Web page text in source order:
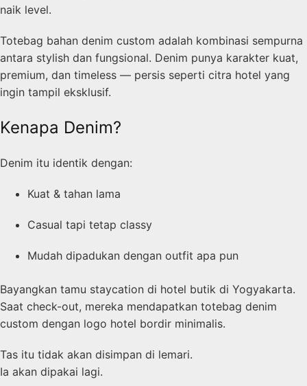
naik level.
Totebag bahan denim custom adalah kombinasi sempurna
antara stylish dan fungsional. Denim punya karakter kuat,
premium, dan timeless — persis seperti citra hotel yang
ingin tampil eksklusif.
Kenapa Denim?
Denim itu identik dengan:
Kuat & tahan lama
Casual tapi tetap classy
Mudah dipadukan dengan outfit apa pun
Bayangkan tamu staycation di hotel butik di Yogyakarta.
Saat check-out, mereka mendapatkan totebag denim
custom dengan logo hotel bordir minimalis.
Tas itu tidak akan disimpan di lemari.
Ia akan dipakai lagi.